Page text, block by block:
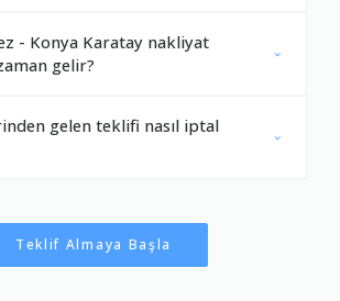
- Konya Karatay nakliyat
gelir?
gelen teklifi nasıl iptal
Teklif Almaya Başla